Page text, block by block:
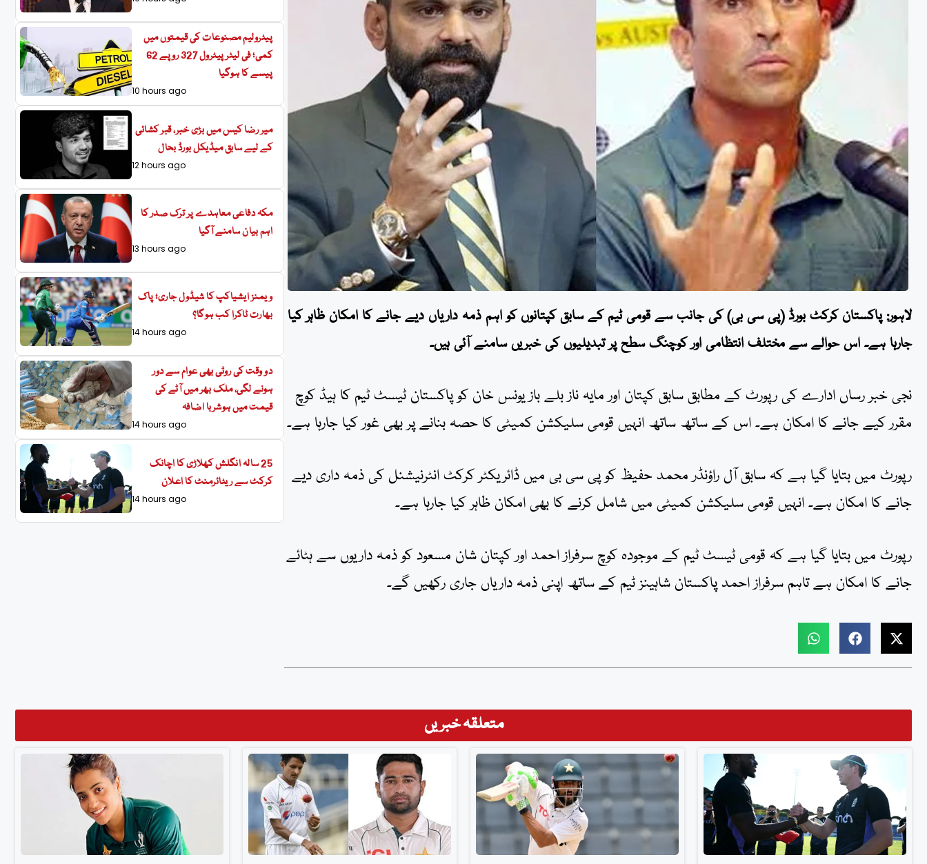
پیٹرولیم مصنوعات کی قیمتوں میں
کمی؛ فی لیٹر پیٹرول 327 روپے 62
پیسے کا ہوگیا
10 hours ago
میر رضا کیس میں بڑی خبر، قبر کشائی
کے لیے سابق میڈیکل بورڈ بحال
12 hours ago
مکہ دفاعی معاہدے پر ترک صدر کا
اہم بیان سامنے آگیا
13 hours ago
ویمنز ایشیاکپ کا شیڈول جاری؛ پاک
بھارت ٹاکرا کب ہوگا؟
14 hours ago
دو وقت کی روٹی بھی عوام سے دور
ہونے لگی، ملک بھر میں آٹے کی
قیمت میں ہوشربا اضافہ
14 hours ago
25 سالہ انگلش کھلاڑی کا اچانک
کرکٹ سے ریٹائرمنٹ کا اعلان
14 hours ago
لاہور: پاکستان کرکٹ بورڈ (پی سی بی) کی جانب سے قومی ٹیم کے سابق کپتانوں کو اہم ذمہ داریاں دیے جانے کا امکان ظاہر کیا
جارہا ہے۔ اس حوالے سے مختلف انتظامی اور کوچنگ سطح پر تبدیلیوں کی خبریں سامنے آئی ہیں۔
نجی خبر رساں ادارے کی رپورٹ کے مطابق سابق کپتان اور مایہ ناز بلے باز یونس خان کو پاکستان ٹیسٹ ٹیم کا ہیڈ کوچ
مقرر کیے جانے کا امکان ہے۔ اس کے ساتھ ساتھ انہیں قومی سلیکشن کمیٹی کا حصہ بنانے پر بھی غور کیا جارہا ہے۔
رپورٹ میں بتایا گیا ہے کہ سابق آل راؤنڈر محمد حفیظ کو پی سی بی میں ڈائریکٹر کرکٹ انٹرنیشنل کی ذمہ داری دیے
جانے کا امکان ہے۔ انہیں قومی سلیکشن کمیٹی میں شامل کرنے کا بھی امکان ظاہر کیا جارہا ہے۔
رپورٹ میں بتایا گیا ہے کہ قومی ٹیسٹ ٹیم کے موجودہ کوچ سرفراز احمد اور کپتان شان مسعود کو ذمہ داریوں سے ہٹائے
جانے کا امکان ہے تاہم سرفراز احمد پاکستان شاہینز ٹیم کے ساتھ اپنی ذمہ داریاں جاری رکھیں گے۔
متعلقہ خبریں